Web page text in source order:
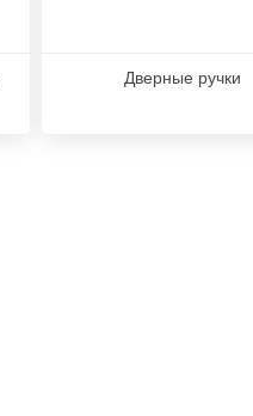
Дверные ручки